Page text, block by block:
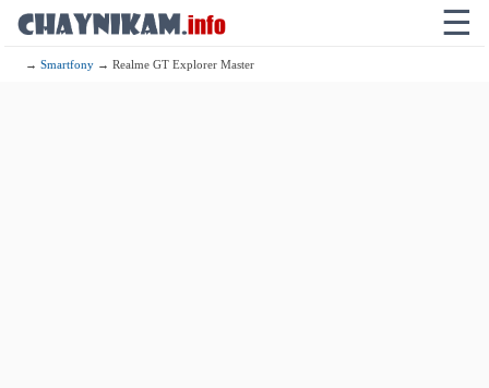
☰
→Smartfony → Realme GT Explorer Master